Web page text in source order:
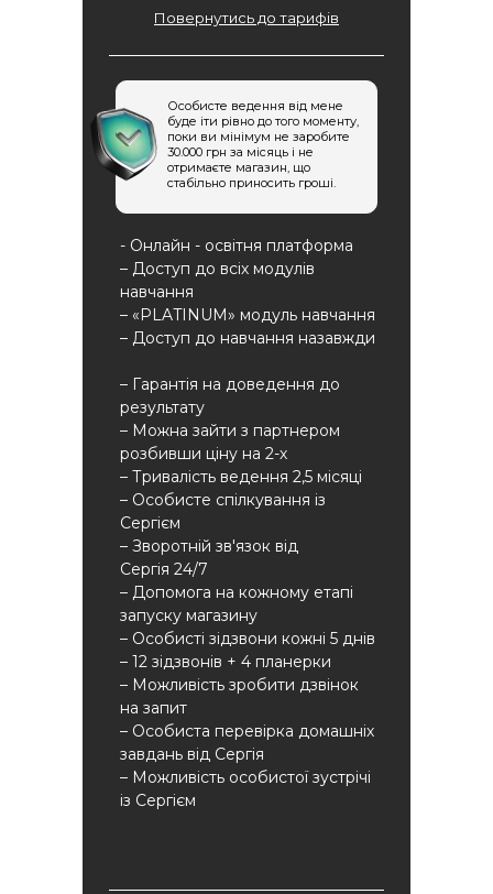
Повернутись до тарифів
Особисте ведення від мене
буде іти рівно до того моменту,
поки ви мінімум не заробите
30.000 грн за місяць і не
отримаєте магазин, що
стабільно приносить гроші.
- Онлайн - освітня платформа
– Доступ до всіх модулів
навчання
– «PLATINUM» модуль навчання
– Доступ до навчання назавжди
– Гарантія на доведення до
результату
– Можна зайти з партнером
розбивши ціну на 2-х
– Тривалість ведення 2,5 місяці
– Особисте спілкування із
Сергієм
– Зворотній зв'язок від
Сергія 24/7
– Допомога на кожному етапі
запуску магазину
– Особисті зідзвони кожні 5 днів
– 12 зідзвонів + 4 планерки
– Можливість зробити дзвінок
на запит
– Особиста перевірка домашніх
завдань від Сергія
– Можливість особистої зустрічі
із Сергієм